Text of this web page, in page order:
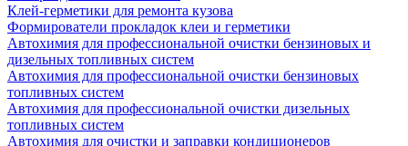
Клей-герметики для ремонта кузова
Формирователи прокладок клеи и герметики
Автохимия для профессиональной очистки бензиновых и
дизельных топливных систем
Автохимия для профессиональной очистки бензиновых
топливных систем
Автохимия для профессиональной очистки дизельных
топливных систем
Автохимия для очистки и заправки кондиционеров